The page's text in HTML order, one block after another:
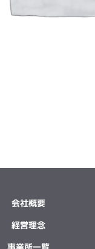
会社概要
経営理念
事業所一覧